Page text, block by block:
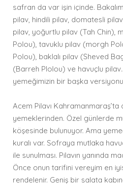
safran da var işin içinde.
pilav, hindili pilav, domatesli
pilav, yoğurtlu pilav (Tah Chin),
Polou), tavuklu pilav (morgh
Polou), baklalı pilav (Sheved
(Barreh Plolou) ve havuçlu
yemeğimizin bir başka
Acem Pilavı
yemeklerinden. Özel günlerde
köşesinde bulunuyor. Ama
kuralı var. Sofraya mutlaka
ile sunulması. Pilavın yanında
Önce onun tarifini vereyim en
rendelenir. Geniş bir salata